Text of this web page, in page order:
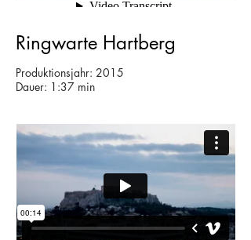
Ringwarte Hartberg
Produktionsjahr: 2015
Dauer: 1:37 min